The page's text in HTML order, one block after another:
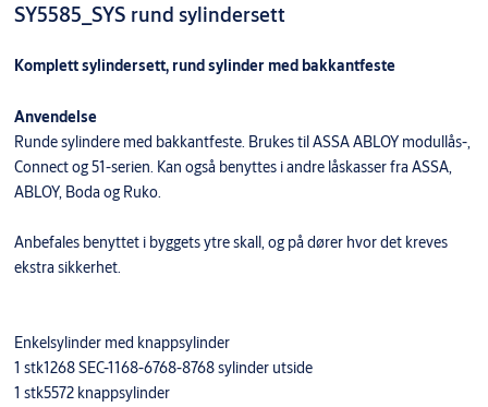
SY5585_SYS rund sylindersett
Komplett sylindersett, rund sylinder med bakkantfeste
Anvendelse
Runde sylindere med bakkantfeste. Brukes til ASSA ABLOY modullås-,
Connect og 51-serien. Kan også benyttes i andre låskasser fra ASSA,
ABLOY, Boda og Ruko.
Anbefales benyttet i byggets ytre skall, og på dører hvor det kreves
ekstra sikkerhet.
Enkelsylinder med knappsylinder
1 stk1268 SEC-1168-6768-8768 sylinder utside
1 stk5572 knappsylinder